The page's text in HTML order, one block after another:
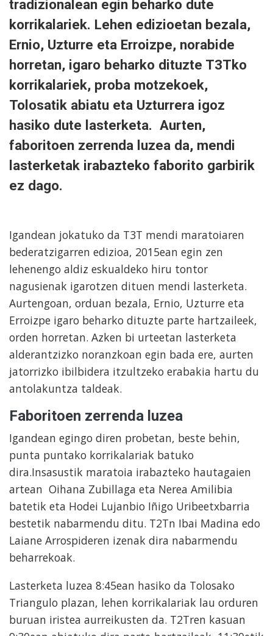
tradizionalean egin beharko dute
korrikalariek. Lehen edizioetan bezala,
Ernio, Uzturre eta Erroizpe, norabide
horretan, igaro beharko dituzte T3Tko
korrikalariek, proba motzekoek,
Tolosatik abiatu eta Uzturrera igoz
hasiko dute lasterketa. Aurten,
faboritoen zerrenda luzea da, mendi
lasterketak irabazteko faborito garbirik
ez dago.
Igandean jokatuko da T3T mendi maratoiaren
bederatzigarren edizioa, 2015ean egin zen
lehenengo aldiz eskualdeko hiru tontor
nagusienak igarotzen dituen mendi lasterketa.
Aurtengoan, orduan bezala, Ernio, Uzturre eta
Erroizpe igaro beharko dituzte parte hartzaileek,
orden horretan. Azken bi urteetan lasterketa
alderantzizko noranzkoan egin bada ere, aurten
jatorrizko ibilbidera itzultzeko erabakia hartu du
antolakuntza taldeak.
Faboritoen zerrenda luzea
Igandean egingo diren probetan, beste behin,
punta puntako korrikalariak batuko
dira.Insasustik maratoia irabazteko hautagaien
artean Oihana Zubillaga eta Nerea Amilibia
batetik eta Hodei Lujanbio Iñigo Uribeetxbarria
bestetik nabarmendu ditu. T2Tn Ibai Madina edo
Laiane Arrospideren izenak dira nabarmendu
beharrekoak.
Lasterketa luzea 8:45ean hasiko da Tolosako
Triangulo plazan, lehen korrikalariak lau orduren
buruan iristea aurreikusten da. T2Tren kasuan